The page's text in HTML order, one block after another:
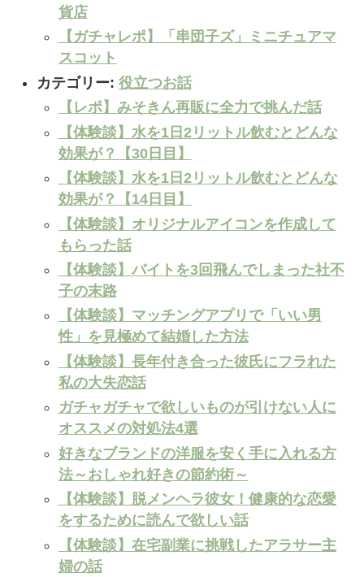
貨店
【ガチャレポ】「串団子ズ」ミニチュアマ
スコット
カテゴリー: 役立つお話
【レポ】みそきん再販に全力で挑んだ話
【体験談】水を1日2リットル飲むとどんな
効果が？【30日目】
【体験談】水を1日2リットル飲むとどんな
効果が？【14日目】
【体験談】オリジナルアイコンを作成して
もらった話
【体験談】バイトを3回飛んでしまった社不
子の末路
【体験談】マッチングアプリで「いい男
性」を見極めて結婚した方法
【体験談】長年付き合った彼氏にフラれた
私の大失恋話
ガチャガチャで欲しいものが引けない人に
オススメの対処法4選
好きなブランドの洋服を安く手に入れる方
法～おしゃれ好きの節約術～
【体験談】脱メンヘラ彼女！健康的な恋愛
をするために読んで欲しい話
【体験談】在宅副業に挑戦したアラサー主
婦の話